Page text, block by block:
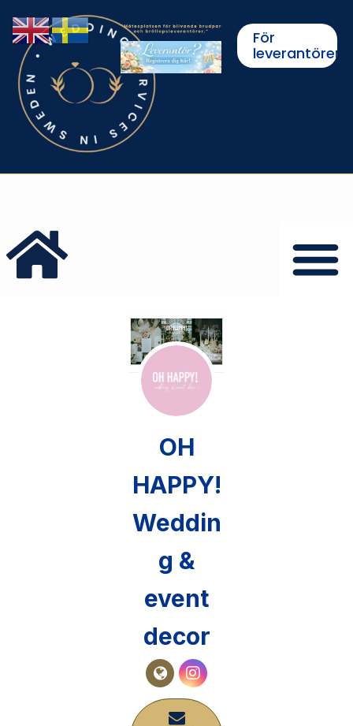
För
leverantörer
OH
HAPPY!
Weddin
g &
event
decor